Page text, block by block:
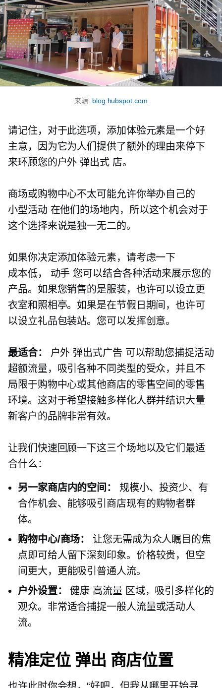
来源: blog.hubspot.com
请记住，对于此选项，添加体验元素是一个好
主意，因为它为人们提供了额外的理由来停下
来环顾您的户外 弹出式店。
商场或购物中心不太可能允许你举办自己的
小型活动 在他们的场地内，所以这个机会对于
这个选择来说是独一无二的。
如果你决定添加体验元素，请考虑一下
成本低，
动手 您可以结合各种活动来展示您的
产品。如果您销售的是服装，也许可以设立更
衣室和照相亭。如果是在节假日期间，也许可
以设立礼品包装站。您可以发挥创意。
最适合： 户外 弹出式广告 可以帮助您捕捉活动
超额流量，吸引各种不同类型的受众，并且不
局限于购物中心或其他商店的零售空间的零售
环境。这对于希望接触多样化人群并结识大量
新客户的品牌非常有效。
让我们快速回顾一下这三个场地以及它们最适
合什么：
另一家商店内的空间：
规模小、投资少、有
合作机会、能够吸引商店现有的购物者群
体。
购物中心/商场：
让您无需成为众人瞩目的焦
点即可给人留下深刻印象。价格较贵，但空
间更大，更能吸引普通人流。
户外设置：
健康 高流量 区域，吸引多样化的
观众。非常适合捕捉一般人流量或活动人
流。
精准定位 弹出 商店位置